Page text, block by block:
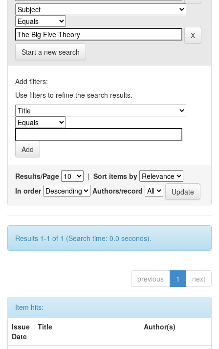
Start a new search
Add filters:
Use filters to refine the search results.
Results/Page | Sort items by
In order
Authors/record
Results 1-1 of 1 (Search time: 0.0 seconds).
previous 1 next
Item hits:
Issue
Date
Title Author(s)